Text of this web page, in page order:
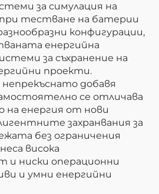
за симулация на
тестване на батерии
конфигурации,
енергийна
за съхранение на
проекти.
добавя
се отличава
на енергия от нови
захранвания за
без ограничения
висока
и ниски операционни
и умни енергийни